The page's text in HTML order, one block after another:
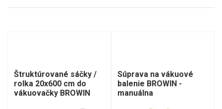
Štruktúrované sáčky /
rolka 20x600 cm do
vákuovačky BROWIN
Súprava na vákuové
balenie BROWIN -
manuálna